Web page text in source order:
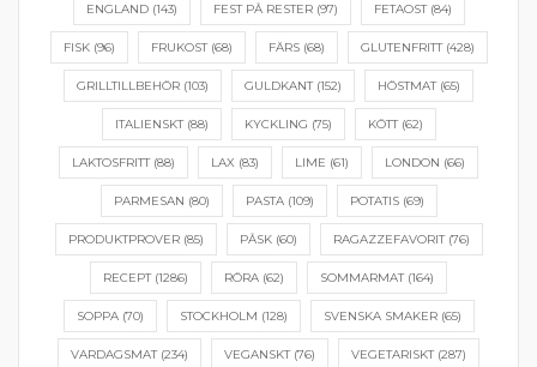
ENGLAND(143) FEST PÅ RESTER(97) FETAOST(84)
FISK(96) FRUKOST(68) FÄRS(68) GLUTENFRITT(428)
GRILLTILLBEHÖR (103) GULDKANT(152) HÖSTMAT(65)
ITALIENSKT(88) KYCKLING (75) KÖTT(62)
LAKTOSFRITT(88) LAX (83) LIME (61) LONDON (66)
PARMESAN (80) PASTA(109) POTATIS(69)
PRODUKTPROVER(85) PÅSK(60) RAGAZZEFAVORIT(76)
RECEPT(1286) RÖRA (62) SOMMARMAT(164)
SOPPA(70) STOCKHOLM (128) SVENSKA SMAKER(65)
VARDAGSMAT(234) VEGANSKT(76) VEGETARISKT(287)